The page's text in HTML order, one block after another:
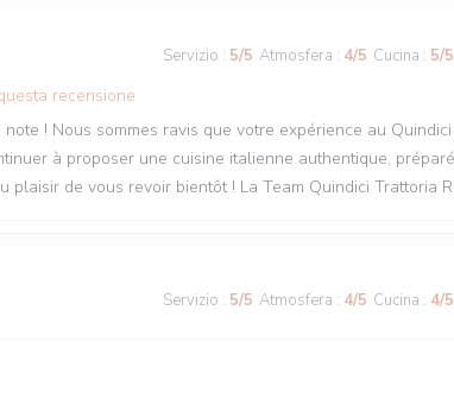
Servizio : 5/5 Atmosfera : 4/5 Cucina : 5/5
recensione
! Nous sommes ravis que votre expérience au
à proposer une cuisine italienne authentique,
de vous revoir bientôt ! La Team Quindici Trattoria
Servizio : 5/5 Atmosfera : 4/5 Cucina : 4/5